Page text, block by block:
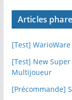
Articles
[Test]
[Test] New
Multijoueur
[Précommande]